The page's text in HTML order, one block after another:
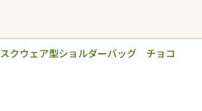
スクウェア型ショルダーバッグ チョコ